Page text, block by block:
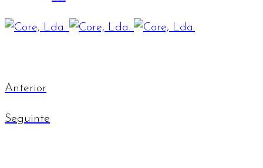
Anterior
Seguinte